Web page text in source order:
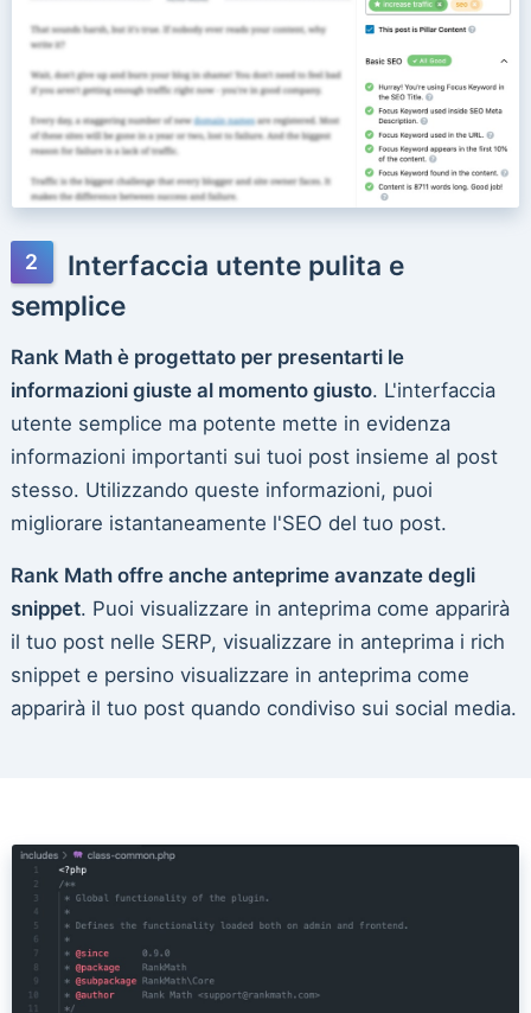
Interfaccia utente pulita e
semplice
Rank Math è progettato per presentarti le
informazioni giuste al momento giusto. L'interfaccia
utente semplice ma potente mette in evidenza
informazioni importanti sui tuoi post insieme al post
stesso. Utilizzando queste informazioni, puoi
migliorare istantaneamente l'SEO del tuo post.
Rank Math offre anche anteprime avanzate degli
snippet. Puoi visualizzare in anteprima come apparirà
il tuo post nelle SERP, visualizzare in anteprima i rich
snippet e persino visualizzare in anteprima come
apparirà il tuo post quando condiviso sui social media.